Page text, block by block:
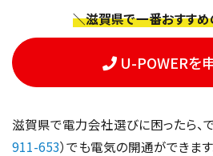
＼滋賀県で一番おすす
U-POWERを
滋賀県で電力会社選びに困ったら、
911-653）でも電気の開通ができます